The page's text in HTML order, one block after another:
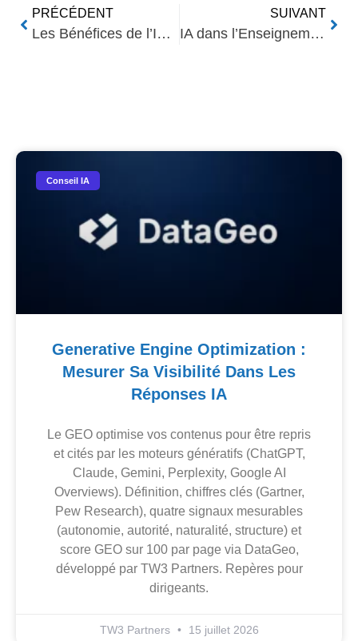
PRÉCÉDENT
Les Bénéfices de l’IA dans la Gestion de Projets Complexes
SUIVANT
IA dans l’Enseignement : Transformer la Pédagogie
Conseil IA
Generative Engine Optimization :
Mesurer Sa Visibilité Dans Les
Réponses IA
Le GEO optimise vos contenus pour être repris
et cités par les moteurs génératifs (ChatGPT,
Claude, Gemini, Perplexity, Google AI
Overviews). Définition, chiffres clés (Gartner,
Pew Research), quatre signaux mesurables
(autonomie, autorité, naturalité, structure) et
score GEO sur 100 par page via DataGeo,
développé par TW3 Partners. Repères pour
dirigeants.
TW3 Partners 15 juillet 2026